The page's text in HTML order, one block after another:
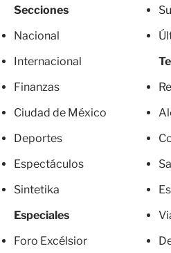
Secciones
Nacional
Internacional
Finanzas
Ciudad de México
Deportes
Espectáculos
Sintetika
Especiales
Foro Excélsior